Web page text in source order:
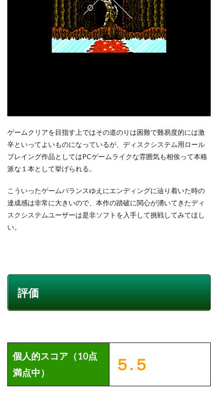
ゲームクリアを目指す上ではその道のりは困難で難易度的には激
辛といってよいものになっているが、ディスクシステム用ロール
プレイング作品としてはPCゲームライクな雰囲気も相俟って本格
派な１本として挙げられる。
こういったゲームバランスゆえにエンディングに辿り着いた時の
達成感は非常に大きいので、本作の踏破に関心が湧いてきたディ
スクシステムユーザーは是非ソフトを入手して挑戦してみてほし
い。
評価
個人的スコア（10点
満点中）
５.５